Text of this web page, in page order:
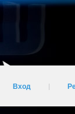
Вход